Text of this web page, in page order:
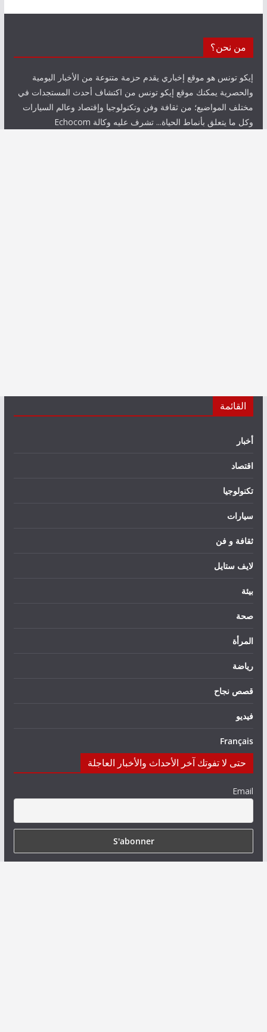
من نحن؟
إيكو تونس هو موقع إخباري يقدم حزمة متنوعة من الأخبار اليومية
والحصرية يمكنك موقع إيكو تونس من اكتشاف أحدث المستجدات في
مختلف المواضيع؛ من ثقافة وفن وتكنولوجيا وإقتصاد وعالم السيارات
وكل ما يتعلق بأنماط الحياة... تشرف عليه وكالة Echocom
القائمة
أخبار
اقتصاد
تكنولوجيا
سيارات
ثقافة و فن
لايف ستايل
بيئة
صحة
المرأة
رياضة
قصص نجاح
فيديو
Français
حتى لا تفوتك آخر الأحداث والأخبار العاجلة
Email